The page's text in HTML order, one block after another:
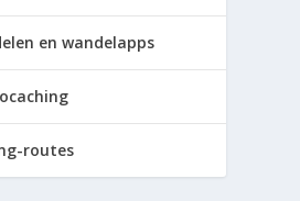
en wandelapps
routes